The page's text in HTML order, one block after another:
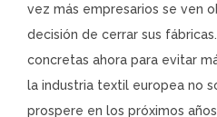
vez más empresarios se ven
decisión de cerrar sus
concretas ahora para evitar
la industria textil europea no
prospere en los próximos